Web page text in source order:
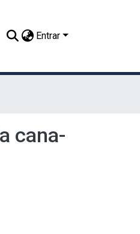
Entrar
cana-